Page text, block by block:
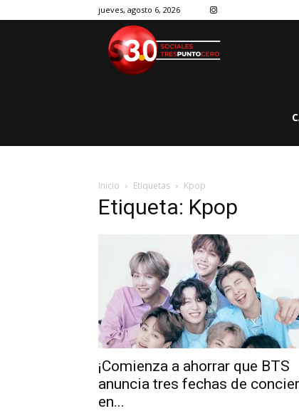
jueves, agosto 6, 2026
Inicio Etiquetas Kpop
Etiqueta: Kpop
¡Comienza a ahorrar que BTS
anuncia tres fechas de
en...